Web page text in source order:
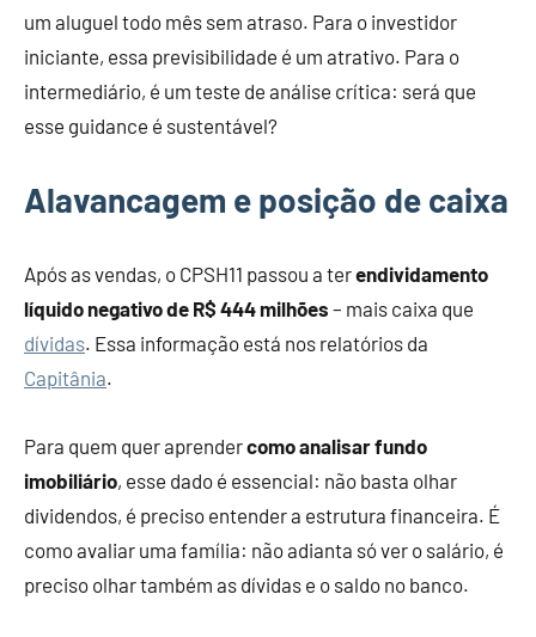
um aluguel todo mês sem atraso. Para o investidor
iniciante, essa previsibilidade é um atrativo. Para o
intermediário, é um teste de análise crítica: será que
esse guidance é sustentável?
Alavancagem e posição de caixa
Após as vendas, o CPSH11 passou a terendividamento
líquido negativo de R$ 444 milhões – mais caixa que
dívidas. Essa informação está nos relatórios da
Capitânia.
Para quem quer aprendercomo analisar fundo
imobiliário, esse dado é essencial: não basta olhar
dividendos, é preciso entender a estrutura financeira. É
como avaliar uma família: não adianta só ver o salário, é
preciso olhar também as dívidas e o saldo no banco.